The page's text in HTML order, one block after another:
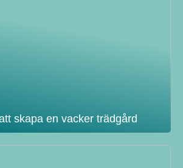
skapa en vacker trädgård